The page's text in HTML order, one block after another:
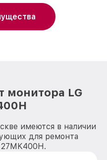
монитора LG
имеются в наличии
для ремонта